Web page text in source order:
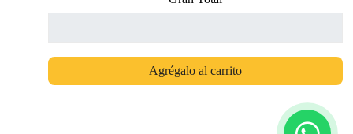
Agrégalo al carrito